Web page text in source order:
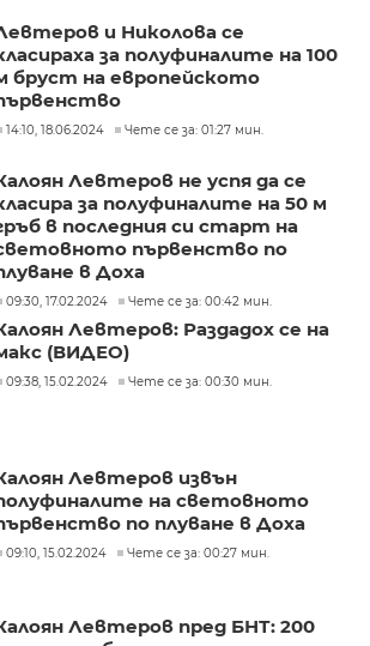
и Николова се
за полуфиналите на 100
бруст на европейското
14:10, 18.06.2024 Чете се за: 01:27 мин.
Левтеров не успя да се
за полуфиналите на 50 м
в последния си старт на
първенство по
в Доха
09:30, 17.02.2024 Чете се за: 00:42 мин.
Левтеров: Раздадох се на
(ВИДЕО)
09:38, 15.02.2024 Чете се за: 00:30 мин.
Левтеров извън
на световното
по плуване в Доха
09:10, 15.02.2024 Чете се за: 00:27 мин.
Левтеров пред БНТ: 200